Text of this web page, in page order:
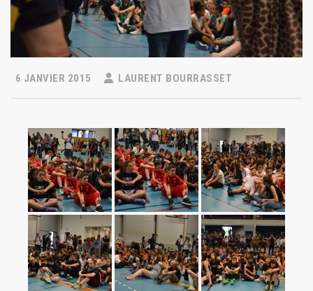
6 JANVIER 2015 LAURENT BOURRASSET